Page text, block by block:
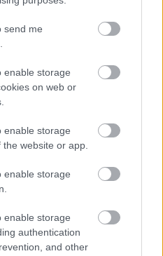
send me
enable storage
on web or
enable storage
website or app.
enable storage
enable storage
authentication
and other
frufrut vágatott,
mint valaha!